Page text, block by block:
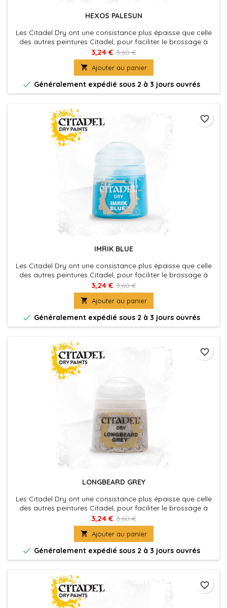
HEXOS PALESUN
Les Citadel Dry ont une consistance plus épaisse que celle
des autres peintures Citadel, pour faciliter le brossage à
sec, qui est une technique commode pour faire ressortir les
détails d'une figurine, ou pour appliquer les éclaircissements
vite et facilement.
3,24 € 3,60 €
 Ajouter au panier
 Généralement expédié sous 2 à 3 jours ouvrés
IMRIK BLUE
Les Citadel Dry ont une consistance plus épaisse que celle
des autres peintures Citadel, pour faciliter le brossage à
sec, qui est une technique commode pour faire ressortir les
détails d'une figurine, ou pour appliquer les éclaircissements
vite et facilement.
3,24 € 3,60 €
 Ajouter au panier
 Généralement expédié sous 2 à 3 jours ouvrés
favorite_border
LONGBEARD GREY
Les Citadel Dry ont une consistance plus épaisse que celle
des autres peintures Citadel, pour faciliter le brossage à
sec, qui est une technique commode pour faire ressortir les
détails d'une figurine, ou pour appliquer les éclaircissements
vite et facilement.
3,24 € 3,60 €
 Ajouter au panier
 Généralement expédié sous 2 à 3 jours ouvrés
favorite_border
favorite_border